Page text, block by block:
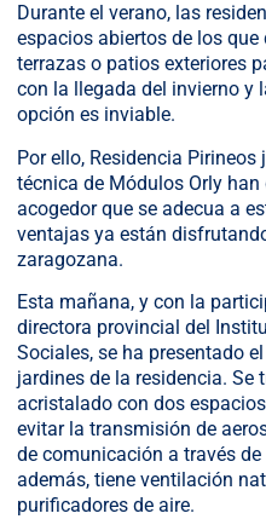
Durante el verano, las
espacios abiertos de los
terrazas o patios exteriores
con la llegada del invierno y
opción es inviable.
Por ello, Residencia
técnica de Módulos Orly
acogedor que se adecua a
ventajas ya están
zaragozana.
Esta mañana, y con la
directora provincial del
Sociales, se ha presentado
jardines de la residencia. Se
acristalado con dos
evitar la transmisión de
de comunicación a través
además, tiene ventilación
purificadores de aire.